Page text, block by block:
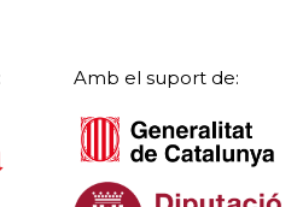
Amb el suport de: